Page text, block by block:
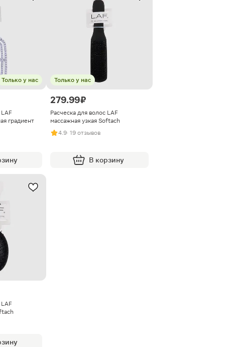
Только у нас
градиент
Только у нас
279.99 ₽
Расческа для волос LAF
массажная узкая Softach
4.9· 19 отзывов
В корзину